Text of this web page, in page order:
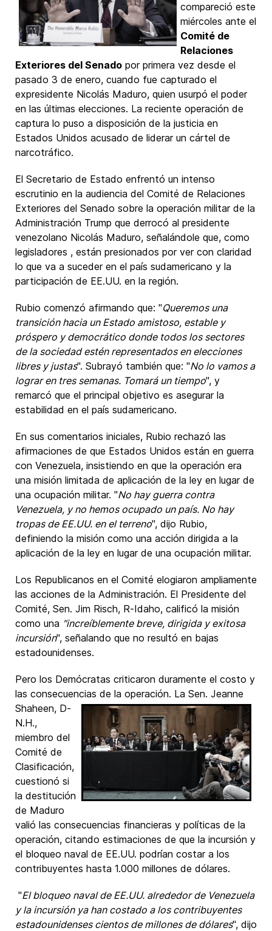
compareció este
miércoles ante el
Comité de
Relaciones
Exteriores del Senado por primera vez desde el
pasado 3 de enero, cuando fue capturado el
expresidente Nicolás Maduro, quien usurpó el poder
en las últimas elecciones. La reciente operación de
captura lo puso a disposición de la justicia en
Estados Unidos acusado de liderar un cártel de
narcotráfico.
El Secretario de Estado enfrentó un intenso
escrutinio en la audiencia del Comité de Relaciones
Exteriores del Senado sobre la operación militar de la
Administración Trump que derrocó al presidente
venezolano Nicolás Maduro, señalándole que, como
legisladores , están presionados por ver con claridad
lo que va a suceder en el país sudamericano y la
participación de EE.UU. en la región.
Rubio comenzó afirmando que: "Queremos una
transición hacia un Estado amistoso, estable y
próspero y democrático donde todos los sectores
de la sociedad estén representados en elecciones
libres y justas". Subrayó también que: "No lo vamos a
lograr en tres semanas. Tomará un tiempo", y
remarcó que el principal objetivo es asegurar la
estabilidad en el país sudamericano.
En sus comentarios iniciales, Rubio rechazó las
afirmaciones de que Estados Unidos están en guerra
con Venezuela, insistiendo en que la operación era
una misión limitada de aplicación de la ley en lugar de
una ocupación militar. "No hay guerra contra
Venezuela, y no hemos ocupado un país. No hay
tropas de EE.UU. en el terreno", dijo Rubio,
definiendo la misión como una acción dirigida a la
aplicación de la ley en lugar de una ocupación militar.
Los Republicanos en el Comité elogiaron ampliamente
las acciones de la Administración. El Presidente del
Comité, Sen. Jim Risch, R-Idaho, calificó la misión
como una "increíblemente breve, dirigida y exitosa
incursión", señalando que no resultó en bajas
estadounidenses.
Pero los Demócratas criticaron duramente el costo y
las consecuencias de la operación. La Sen. Jeanne
Shaheen, D-
N.H.,
miembro del
Comité de
Clasificación,
cuestionó si
la destitución
de Maduro
valió las consecuencias financieras y políticas de la
operación, citando estimaciones de que la incursión y
el bloqueo naval de EE.UU. podrían costar a los
contribuyentes hasta 1.000 millones de dólares.
"El bloqueo naval de EE.UU. alrededor de Venezuela
y la incursión ya han costado a los contribuyentes
estadounidenses cientos de millones de dólares", dijo